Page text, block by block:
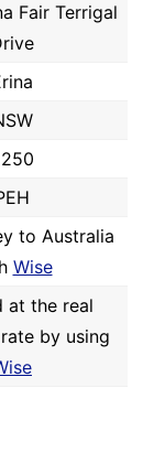
Fair Terrigal
to Australia
Wise
at the real
by using